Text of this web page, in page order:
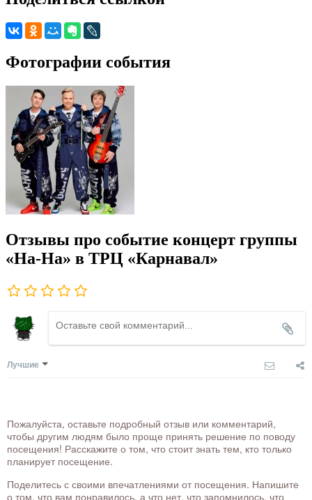
Фотографии события
Отзывы про событие концерт группы
«На-На» в ТРЦ «Карнавал»
Лучшие
Пожалуйста, оставьте подробный отзыв или комментарий,
чтобы другим людям было проще принять решение по поводу
посещения! Расскажите о том, что стоит знать тем, кто только
планирует посещение.
Поделитесь с своими впечатлениями от посещения. Напишите
о том, что вам понравилось, а что нет, что запомнилось, что